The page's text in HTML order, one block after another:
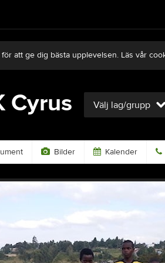
att ge dig bästa upplevelsen. Läs vår
Cyrus Välj lag/grupp
Bilder Kalender